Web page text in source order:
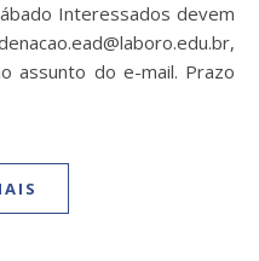
Interessados devem
assunto do e-mail. Prazo